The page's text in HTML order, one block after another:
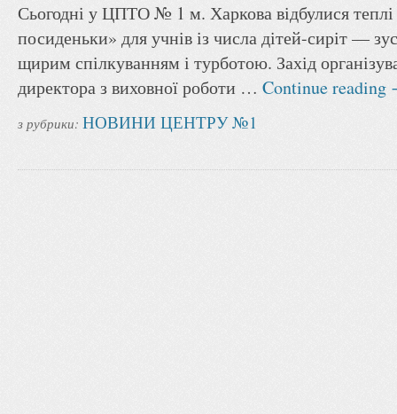
Сьогодні у ЦПТО № 1 м. Харкова відбулися теплі
посиденьки» для учнів із числа дітей-сиріт —
щирим спілкуванням і турботою. Захід
директора з виховної роботи … Continue reading
з рубрики: НОВИНИ ЦЕНТРУ №1